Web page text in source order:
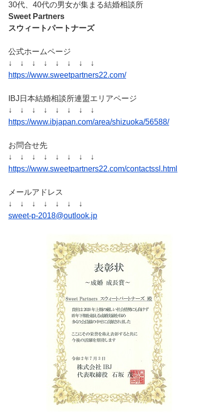
30代、40代の男女が集まる結婚相談所
Sweet Partners
スウィートパートナーズ
公式ホームページ
↓ ↓ ↓ ↓ ↓ ↓ ↓ ↓
https://www.sweetpartners22.com/
IBJ日本結婚相談所連盟エリアページ
↓ ↓ ↓ ↓ ↓ ↓ ↓ ↓
https://www.ibjapan.com/area/shizuoka/56588/
お問合せ先
↓ ↓ ↓ ↓ ↓ ↓ ↓ ↓
https://www.sweetpartners22.com/contactssl.html
メールアドレス
↓ ↓ ↓ ↓ ↓ ↓ ↓
sweet-p-2018@outlook.jp